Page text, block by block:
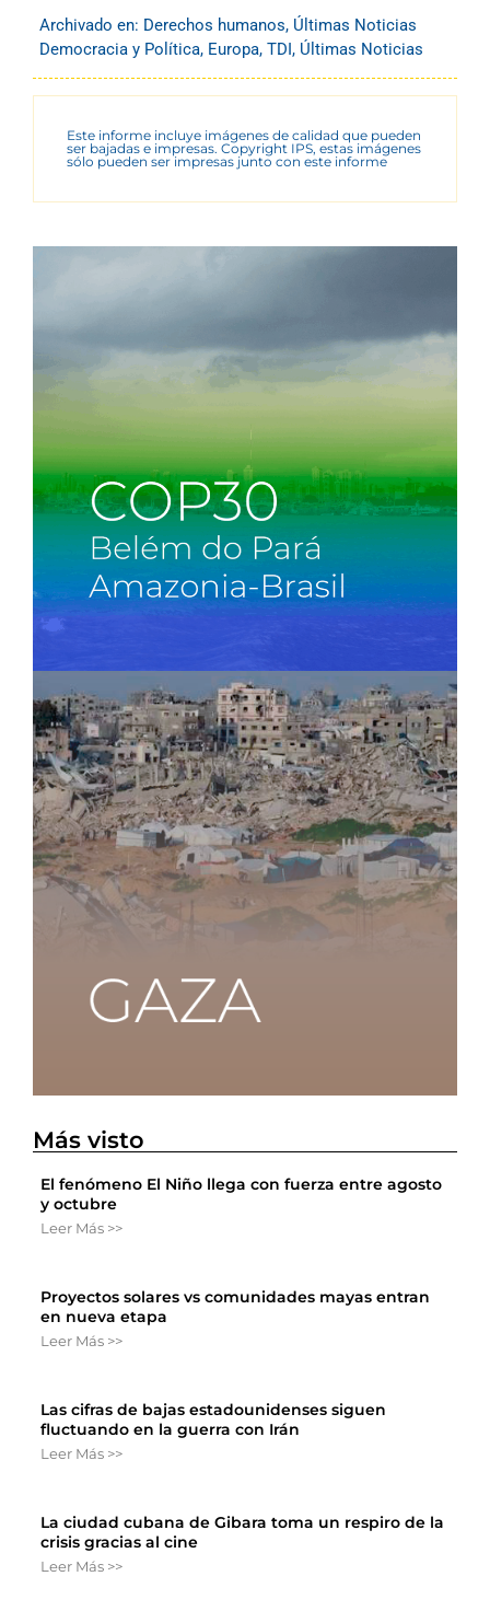
Archivado en: Derechos humanos, Últimas Noticias
Democracia y Política, Europa, TDI , Últimas Noticias
Este informe incluye imágenes de calidad que pueden
ser bajadas e impresas. Copyright IPS, estas imágenes
sólo pueden ser impresas junto con este informe
Más visto
El fenómeno El Niño llega con fuerza entre agosto
y octubre
Leer Más >>
Proyectos solares vs comunidades mayas entran
en nueva etapa
Leer Más >>
Las cifras de bajas estadounidenses siguen
fluctuando en la guerra con Irán
Leer Más >>
La ciudad cubana de Gibara toma un respiro de la
crisis gracias al cine
Leer Más >>